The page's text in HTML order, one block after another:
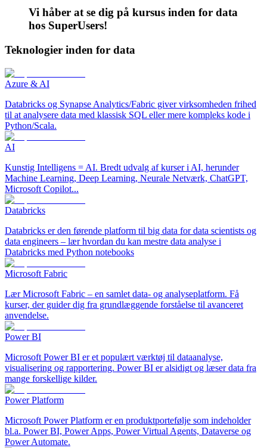
Vi håber at se dig på kursus inden for data
hos SuperUsers!
Teknologier inden for data
Azure & AI
Databricks og Synapse Analytics/Fabric giver virksomheden frihed
til at analysere data med klassisk SQL eller mere kompleks kode i
Python/Scala.
AI
Kunstig Intelligens = AI. Bredt udvalg af kurser i AI, herunder
Machine Learning, Deep Learning, Neurale Netværk, ChatGPT,
Microsoft Copilot...
Databricks
Databricks er den førende platform til big data for data scientists og
data engineers – lær hvordan du kan mestre data analyse i
Databricks med Python notebooks
Microsoft Fabric
Lær Microsoft Fabric – en samlet data- og analyseplatform. Få
kurser, der guider dig fra grundlæggende forståelse til avanceret
anvendelse.
Power BI
Microsoft Power BI er et populært værktøj til dataanalyse,
visualisering og rapportering. Power BI er alsidigt og læser data fra
mange forskellige kilder.
Power Platform
Microsoft Power Platform er en produktportefølje som indeholder
bl.a. Power BI, Power Apps, Power Virtual Agents, Dataverse og
Power Automate.